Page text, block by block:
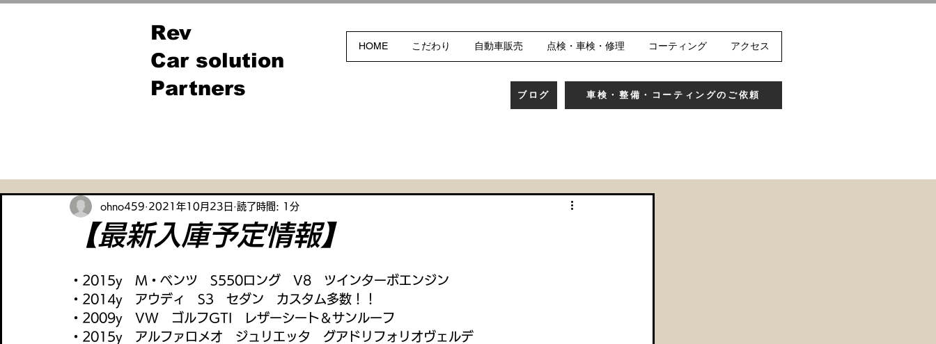
Rev
Car solution
Partners
HOME こだわり 自動車販売 点検・車検・修理 コーティング アクセス
ブログ 車検・整備・コーティングのご依頼
【最新入庫予定情報】
ohno459 2021年10月23日 読了時間: 1分
・2015y　M・ベンツ　S550ロング　V8　ツインターボエンジン
・2014y　アウディ　S3　セダン　カスタム多数！！
・2009y　VW　ゴルフGTI　レザーシート＆サンルーフ
・2015y　アルファロメオ　ジュリエッタ　グアドリフォリオヴェルデ